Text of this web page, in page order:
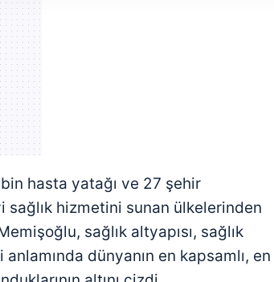
amaçlarıyla sınırlı olarak açık rızanız
yer alan panel vasıtasıyla
Metnimizi
Kanunu uyarınca hazırlanmış
çerezlerle ilgili bilgi almak için lütfen
hasta yatağı ve 27 şehir
sağlık hizmetini sunan ülkelerinden
sağlık altyapısı, sağlık
dünyanın en kapsamlı, en